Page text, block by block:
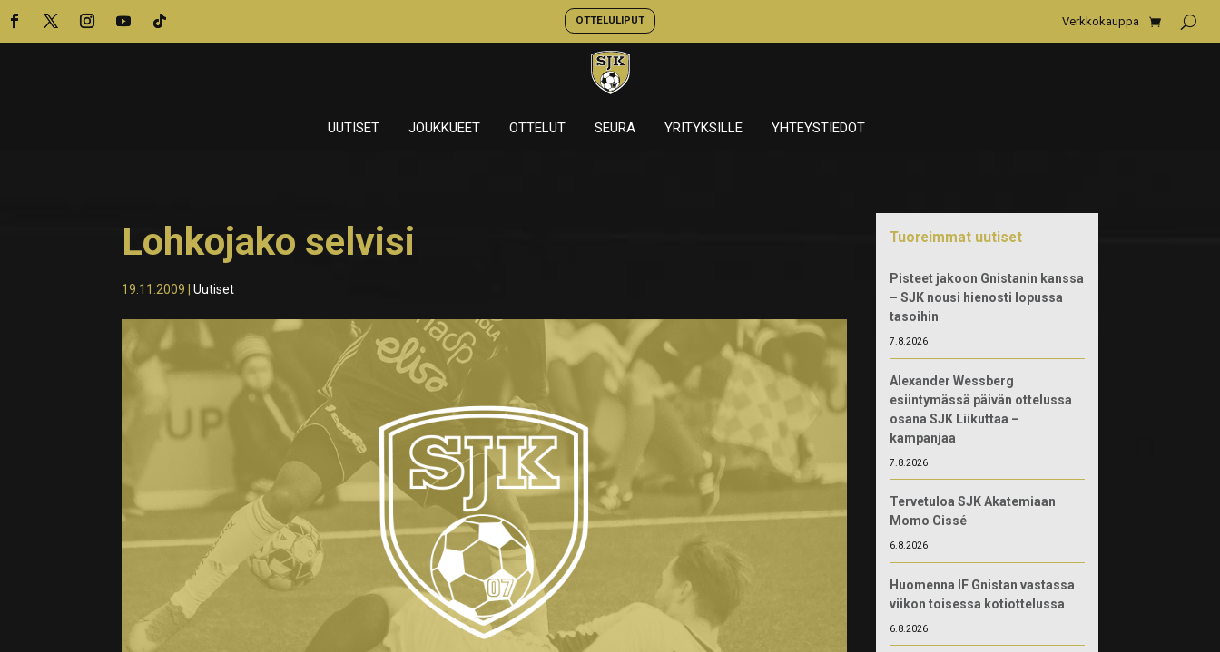
OTTELULIPUT Verkkokauppa
UUTISET JOUKKUEET OTTELUT SEURA YRITYKSILLE YHTEYSTIEDOT
Lohkojako selvisi
19.11.2009 |Uutiset
Tuoreimmat uutiset
Pisteet jakoon Gnistanin kanssa
– SJK nousi hienosti lopussa
tasoihin
7.8.2026
Alexander Wessberg
esiintymässä päivän ottelussa
osana SJK Liikuttaa –
kampanjaa
7.8.2026
Tervetuloa SJK Akatemiaan
Momo Cissé
6.8.2026
Huomenna IF Gnistan vastassa
viikon toisessa kotiottelussa
6.8.2026